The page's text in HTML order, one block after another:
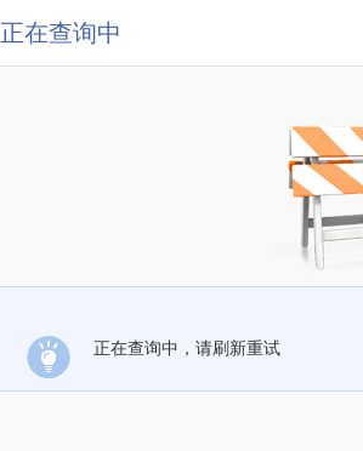
正在查询中
正在查询中，请刷新重试